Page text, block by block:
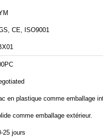
CE, ISO9001
en plastique comme emballage
comme emballage extérieur.
25 jours